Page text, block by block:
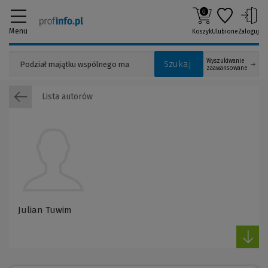
Menu
Szukaj
Wyszukiwanie
zaawansowane
0
KoszykUlubioneZaloguj
Julian Tuwim
Lista autorów